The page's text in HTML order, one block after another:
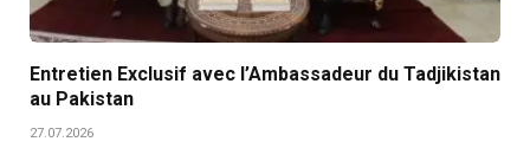
Entretien Exclusif avec l’Ambassadeur du Tadjikistan
au Pakistan
27.07.2026